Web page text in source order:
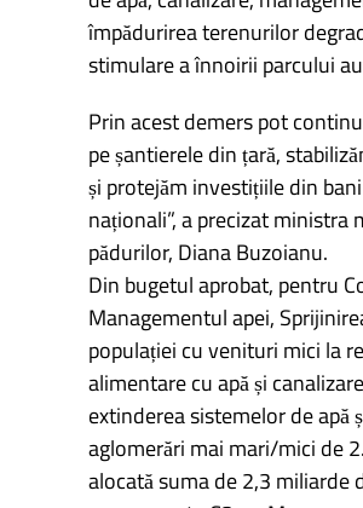
împădurirea terenurilor
stimulare a înnoirii parcului
Prin acest demers pot
pe șantierele din țară,
și protejăm investițiile din
naționali”, a precizat ministra
pădurilor, Diana Buzoianu.
Din bugetul aprobat, pentru
Managementul apei,
populației cu venituri mici la
alimentare cu apă și
extinderea sistemelor de apă
aglomerări mai mari/mici de
alocată suma de 2,3 miliarde